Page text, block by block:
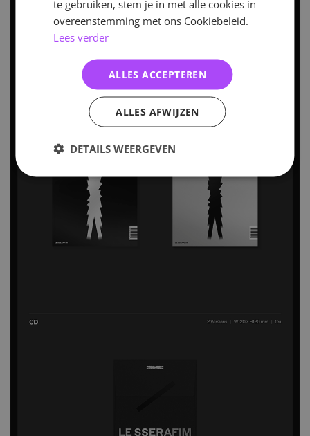
te gebruiken, stem je in met alle cookies in
overeenstemming met ons Cookiebeleid.
Lees verder
ALLES ACCEPTEREN
ALLES AFWIJZEN
DETAILS WEERGEVEN